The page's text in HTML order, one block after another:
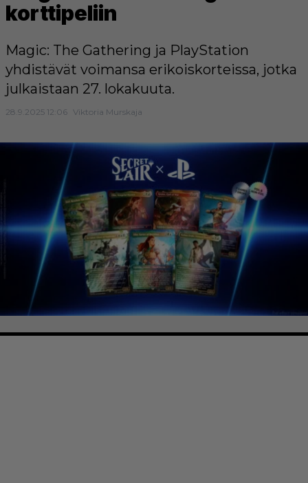
korttipeliin
Magic: The Gathering ja PlayStation
yhdistävät voimansa erikoiskorteissa, jotka
julkaistaan 27. lokakuuta.
28.9.2025 12:06 Viktoria Murskaja